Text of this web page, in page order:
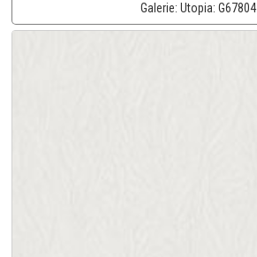
Galerie: Utopia: G67804